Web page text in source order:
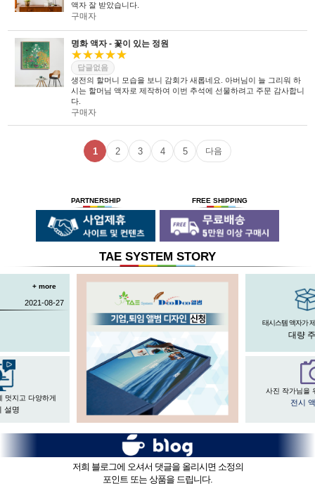
액자 잘 받았습니다.
구매자
명화 액자 - 꽃이 있는 정원
★★★★★
답글없음
생전의 할머니 모습을 보니 감회가 새롭네요. 아버님이 늘 그리워 하
시는 할머님 액자로 제작하여 이번 추석에 선물하려고 주문 감사합니
다.
구매자
1 2 3 4 5 다음
PARTNERSHIP FREE SHIPPING
TAE SYSTEM STORY
+ more
2021-08-27
태시스템 액자가
대량
멋지고 다양하게
설명
사진 작가님을
전시
저희 블로그에 오셔서 댓글을 올리시면 소정의
포인트 또는 상품을 드립니다.